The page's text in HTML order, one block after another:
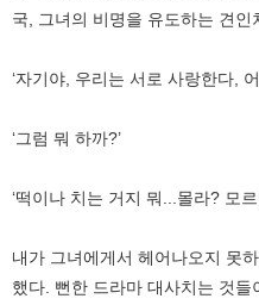
국, 그녀의 비명을 유도하는 견인
‘자기야, 우리는 서로 사랑한다,
‘그럼 뭐 하까?’
‘떡이나 치는 거지 뭐...몰라? 모
내가 그녀에게서 헤어나오지 못
했다. 뻔한 드라마 대사치는 것